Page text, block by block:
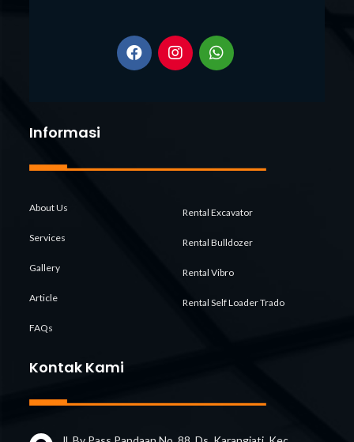
Informasi
About Us
Services
Gallery
Article
FAQs
Rental Excavator
Rental Bulldozer
Rental Vibro
Rental Self Loader Trado
Kontak Kami